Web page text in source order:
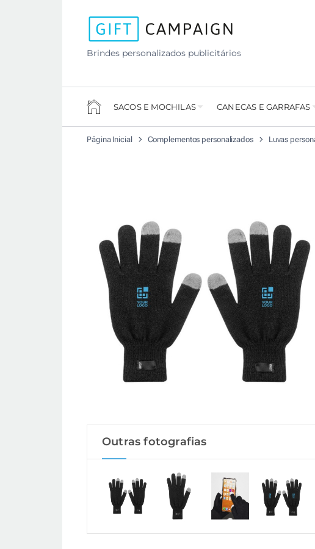
Brindes personalizados publicitários
SACOS E MOCHILAS CANECAS E GARRAFAS
Página Inicial Complementos personalizados Luvas
Outras fotografias